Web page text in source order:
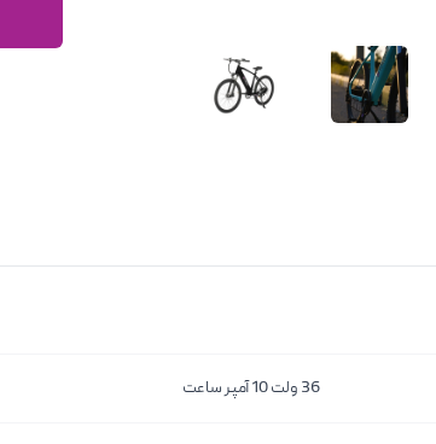
36 ولت 10 آمپر ساعت